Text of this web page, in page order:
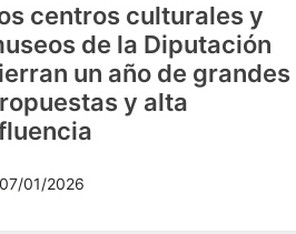
centros culturales y
de la Diputación
un año de grandes
y alta
07/01/2026